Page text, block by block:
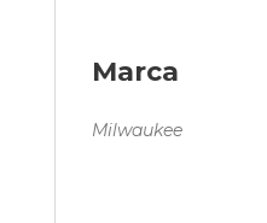
Marca
Milwaukee